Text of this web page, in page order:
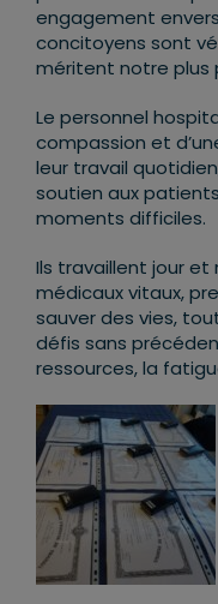
engagement
concitoyens sont
méritent notre plus
Le personnel
compassion et
leur travail
soutien aux
moments difficiles.
Ils travaillent jour et
médicaux vitaux,
sauver des vies,
défis sans
ressources, la